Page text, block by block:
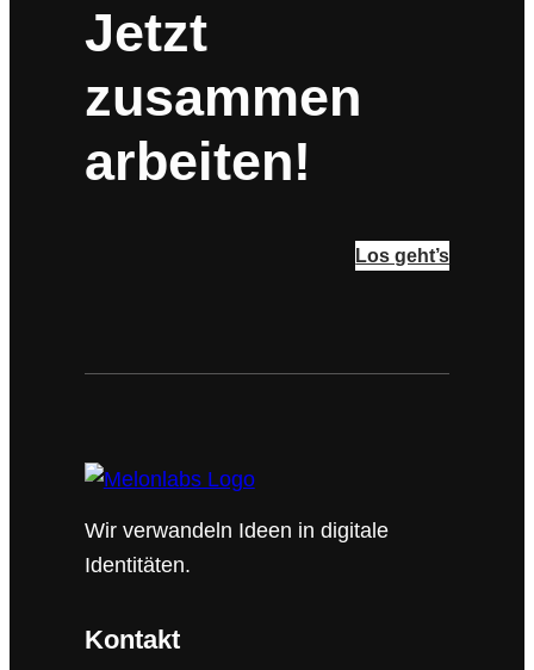
Jetzt
zusammen
arbeiten!
Los geht’s
Wir verwandeln Ideen in digitale
Identitäten.
Kontakt